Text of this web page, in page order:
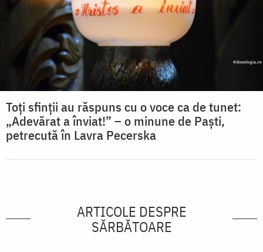
Toți sfinții au răspuns cu o voce ca de tunet:
„Adevărat a înviat!” – o minune de Paști,
petrecută în Lavra Pecerska
ARTICOLE DESPRE
SĂRBĂTOARE